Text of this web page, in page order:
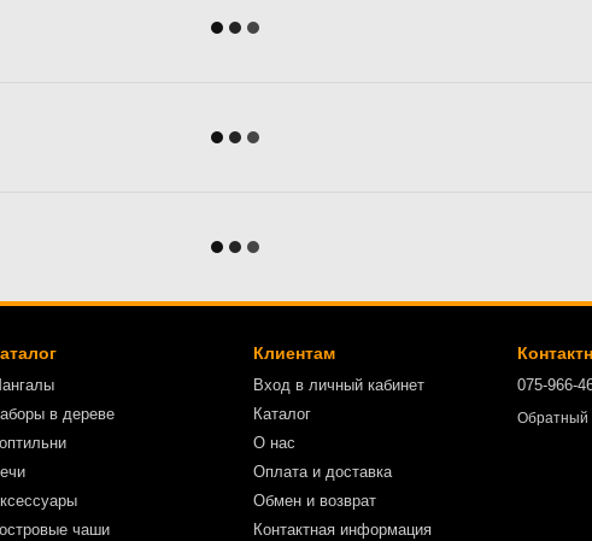
в дереве
чаши
Клиентам
Вход в личный кабинет
Каталог
О нас
Оплата и доставка
Обмен и возврат
Контактная информация
075-966-
Обратный